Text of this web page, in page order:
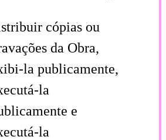
cópias ou
da Obra,
la publicamente,
la
e
la